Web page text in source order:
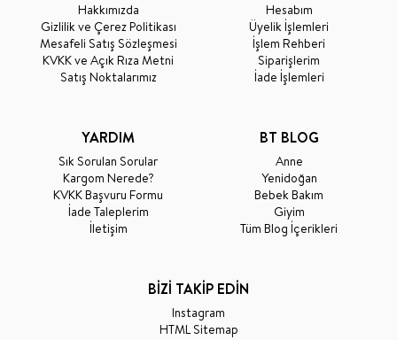
Hakkımızda
Gizlilik ve Çerez Politikası
Mesafeli Satış Sözleşmesi
KVKK ve Açık Rıza Metni
Satış Noktalarımız
Hesabım
Üyelik İşlemleri
İşlem Rehberi
Siparişlerim
İade İşlemleri
YARDIM
Sık Sorulan Sorular
Kargom Nerede?
KVKK Başvuru Formu
İade Taleplerim
İletişim
BT BLOG
Anne
Yenidoğan
Bebek Bakım
Giyim
Tüm Blog İçerikleri
BİZİ TAKİP EDİN
Instagram
HTML Sitemap